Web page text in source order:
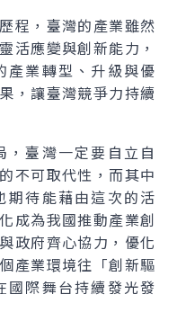
程，臺灣的產業雖然
活應變與創新能力，
產業轉型、升級與優
，讓臺灣競爭力持續
，臺灣一定要自立自
不可取代性，而其中
期待能藉由這次的活
成為我國推動產業創
政府齊心協力，優化
產業環境往「創新驅
國際舞台持續發光發